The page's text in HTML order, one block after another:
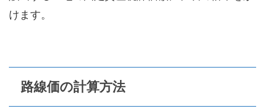
けます。
路線価の計算方法